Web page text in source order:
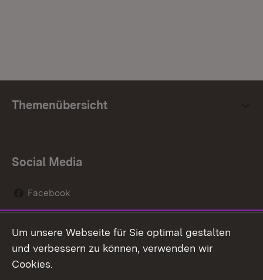
Themenübersicht
Social Media
Facebook
Social Wall
Youtube
Um unsere Webseite für Sie optimal gestalten
und verbessern zu können, verwenden wir
Cookies.